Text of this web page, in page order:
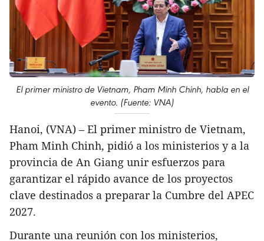
El primer ministro de Vietnam, Pham Minh Chinh, habla en el
evento. (Fuente: VNA)
Hanoi, (VNA) – El primer ministro de Vietnam,
Pham Minh Chinh, pidió a los ministerios y a la
provincia de An Giang unir esfuerzos para
garantizar el rápido avance de los proyectos
clave destinados a preparar la Cumbre del APEC
2027.
Durante una reunión con los ministerios,